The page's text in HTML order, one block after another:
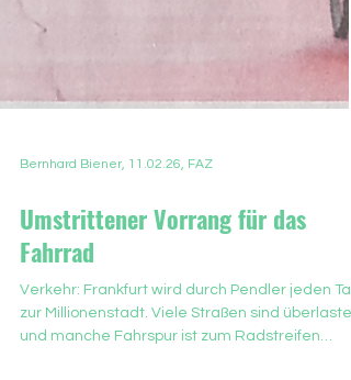
Bernhard Biener, 11.02.26, FAZ
Umstrittener Vorrang für das
Fahrrad